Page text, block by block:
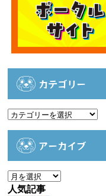
カテゴリー
カ
アーカイブ
ア
ー
人気記事